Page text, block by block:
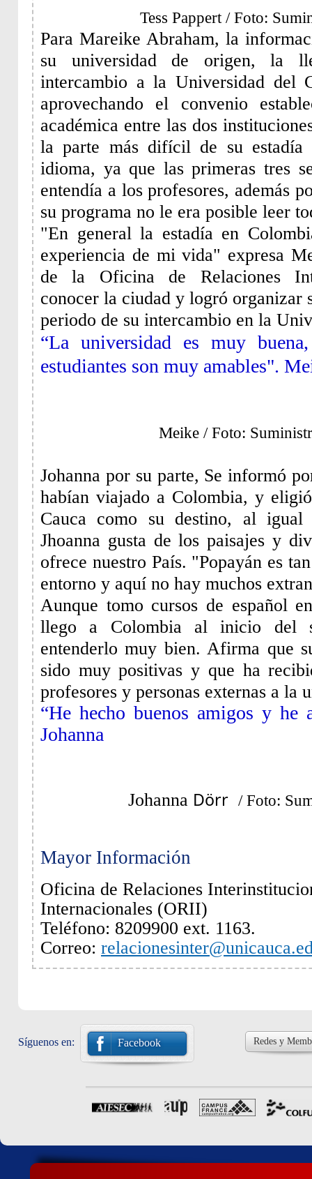
Tess Pappert / Foto:
Para Mareike Abraham, la
su universidad de origen, la
intercambio a la Universidad del
aprovechando el convenio
académica entre las dos
la parte más difícil de su estadía
idioma, ya que las primeras tres
entendía a los profesores, además
su programa no le era posible leer
"En general la estadía en
experiencia de mi vida" expresa
de la Oficina de Relaciones
conocer la ciudad y logró organizar
periodo de su intercambio en la
“La universidad es muy
estudiantes son muy amables".
Meike / Foto:
Johanna por su parte, Se informó
habían viajado a Colombia, y
Cauca como su destino, al
Jhoanna gusta de los paisajes y
ofrece nuestro País. "Popayán es
entorno y aquí no hay muchos
Aunque tomo cursos de español
llego a Colombia al inicio del
entenderlo muy bien. Afirma que
sido muy positivas y que ha
profesores y personas externas a la
“He hecho buenos amigos y he
Johanna
Johanna Dörr / Foto:
Mayor Información
Oficina de Relaciones
Internacionales (ORII)
Teléfono: 8209900 ext. 1163.
Correo:
Síguenos en: Facebook Redes y